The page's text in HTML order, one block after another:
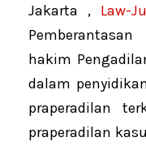
Jakarta , Law-
hakim
dalam
praperadilan
praperadilan